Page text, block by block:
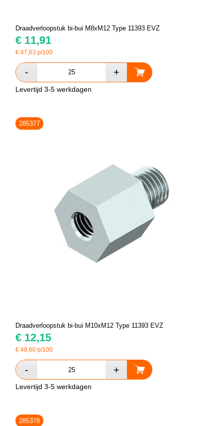
Draadverloopstuk bi-bui M8xM12 Type 11393 EVZ
€ 11,91
€47,63 p/100
Levertijd 3-5 werkdagen
285377
Draadverloopstuk bi-bui M10xM12 Type 11393 EVZ
€ 12,15
€48,60 p/100
Levertijd 3-5 werkdagen
285378